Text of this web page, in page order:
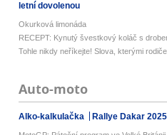
letní dovolenou
Okurková limonáda
RECEPT: Kynutý švestkový koláč s
Tohle nikdy neříkejte! Slova, kterými
Auto-moto
Alko-kalkulačka Rallye Dakar 2025